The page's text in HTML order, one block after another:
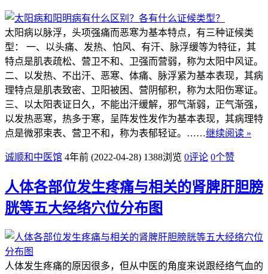
太阳病以脉浮，头项强痛而恶寒为基本特点，有三种证候类
型： 一、以头痛、发热、怕风、有汗、脉浮缓等为特征，其
特点是肌表疏松、营卫不和、卫强而营弱，称为太阳中风证。
二、以发热、不出汗、恶寒、体痛、脉浮紧为基本表现，其病
理特点是肌表致密、卫阳被困、营阴郁积，称为太阳伤寒证。
三、以太阳表证日久，不能出汗缓解，邪气渐弱，正气渐强，
以发热恶寒，热多于寒，呈阵发性发作为基本表现，其病理特
点是微邪束表、营卫不和，称为表郁轻证。……继续阅读 »
诚顺和中医馆 4年前 (2022-04-28) 1388浏览 0评论 0个赞
人体各部位发生疼痛与相关的肾脾肝胆膀
胱等五大经络穴位分布图
人体发生疼痛的原因很多，但从中医的角度来说跟经络气血的